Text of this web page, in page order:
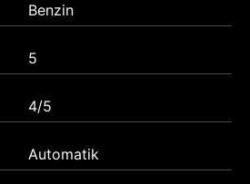
Benzin
5
4/5
Automatik